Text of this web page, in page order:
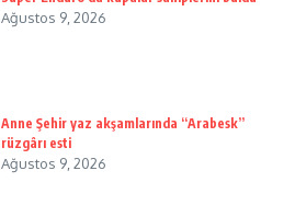
Ağustos 9, 2026
Anne Şehir yaz akşamlarında “Arabesk”
rüzgârı esti
Ağustos 9, 2026